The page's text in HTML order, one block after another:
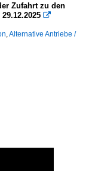
Zufahrt zu den

,Alternative Antriebe /